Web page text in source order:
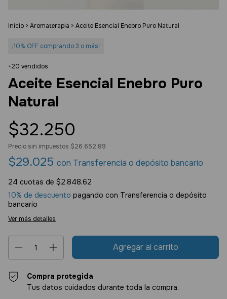
Inicio > Aromaterapia > Aceite Esencial Enebro Puro Natural
¡10% OFF comprando 3 o más!
+20 vendidos
Aceite Esencial Enebro Puro
Natural
$32.250
Precio sin impuestos $26.652,89
$29.025 con Transferencia o depósito bancario
24 cuotas de $2.848,62
10% de descuento pagando con Transferencia o depósito
bancario
Ver más detalles
Compra protegida
Tus datos cuidados durante toda la compra.